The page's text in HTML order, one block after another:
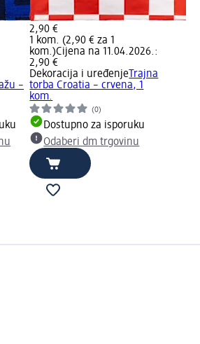
–
2,90 €
1 kom. (2,90 € za 1
kom.)Cijena na 11.04.2026.:
2,90 €
Dekoracija i uređenje Trajna
torba Croatia – crvena, 1
kom.
(0)
Dostupno za isporuku
Odaberi dm trgovinu